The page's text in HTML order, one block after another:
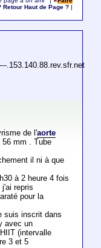
Retour Haut de Page ?
.153.140.88.rev.sfr.net
de l'aorte
mm . Tube
il ni à que
à 2 heure 4 fois
repris
pour la
suis inscrit dans
avec un
(intervalle
3 et 5